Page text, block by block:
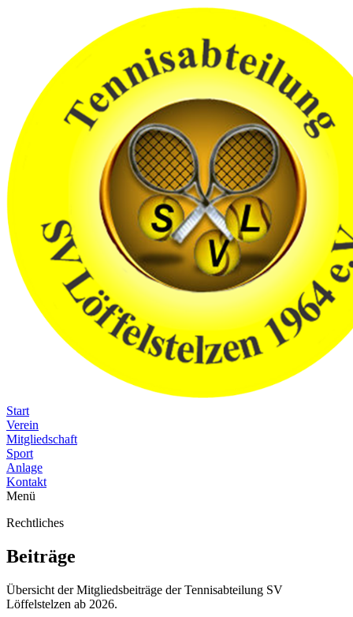
Start
Verein
Mitgliedschaft
Sport
Anlage
Kontakt
Menü
Rechtliches
Beiträge
Übersicht der Mitgliedsbeiträge der Tennisabteilung SV
Löffelstelzen ab 2026.